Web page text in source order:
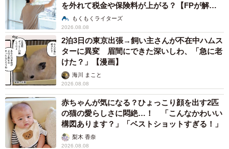
を外れて税金や保険料が上がる？【FPが解
説】もくもくライターズ
2026.08.08
2泊3日の東京出張→飼い主さんが不在中ハムス
ターに異変 眉間にできた深いしわ、「急に老
けた？」【漫画】
海川 まこと
2026.08.08
赤ちゃんが気になる？ひょっこり顔を出す2匹
の猫の愛らしさに悶絶…！ 「こんなかわいい
構図あります？」「ベストショットすぎる！」
梨木 香奈
2026.08.08